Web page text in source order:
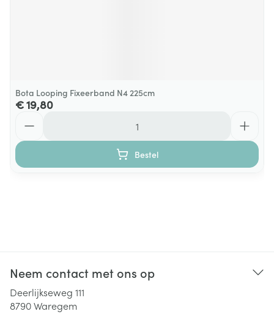
Bota Looping Fixeerband N4 225cm
€ 19,80
Bestel
Neem contact met ons op
Deerlijkseweg 111
8790Waregem